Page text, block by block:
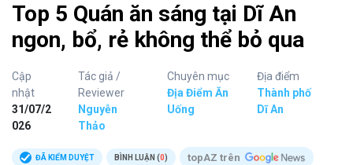
Top 5 Quán ăn sáng tại Dĩ An
ngon, bổ, rẻ không thể bỏ qua
Cập
nhật
31/07/2
026
Tác giả /
Reviewer
Nguyễn
Thảo
Chuyên mục
Địa Điểm Ăn
Uống
Địa điểm
Thành phố
Dĩ An
ĐÃ KIỂM DUYỆT BÌNH LUẬN (0) topAZ trên